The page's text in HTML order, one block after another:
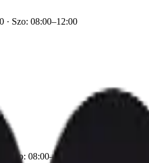
· Szo: 08:00–12:00
Szo: 08:00–12:00